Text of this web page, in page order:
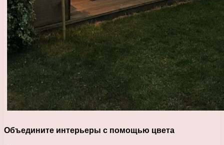
Объедините интерьеры с помощью цвета